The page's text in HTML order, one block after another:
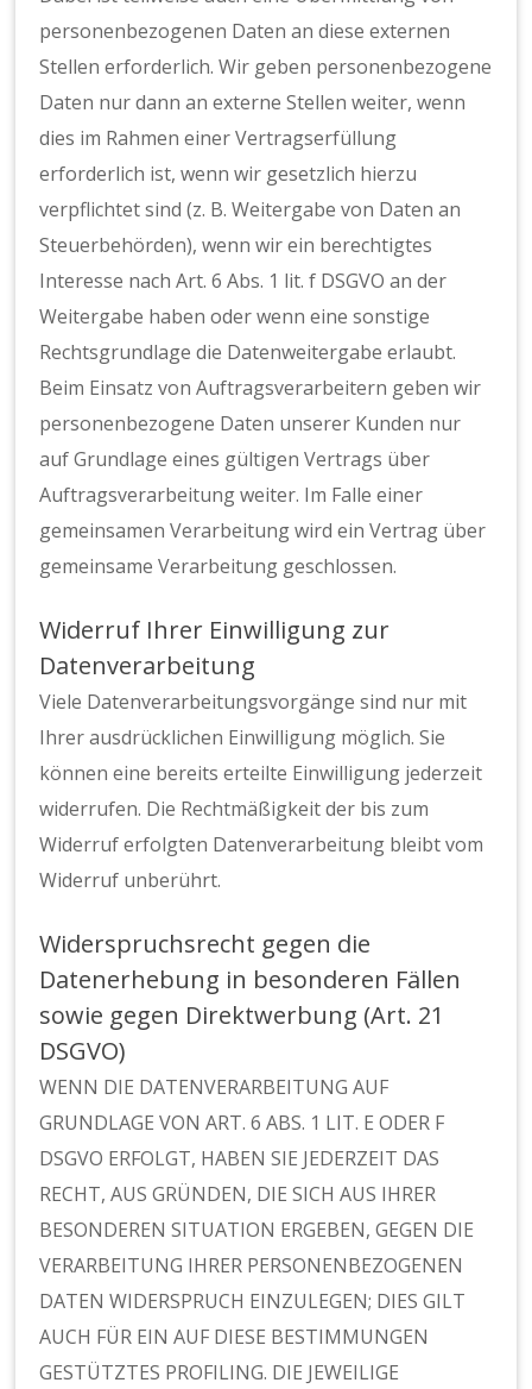
personenbezogenen Daten an diese externen
Stellen erforderlich. Wir geben personenbezogene
Daten nur dann an externe Stellen weiter, wenn
dies im Rahmen einer Vertragserfüllung
erforderlich ist, wenn wir gesetzlich hierzu
verpflichtet sind (z. B. Weitergabe von Daten an
Steuerbehörden), wenn wir ein berechtigtes
Interesse nach Art. 6 Abs. 1 lit. f DSGVO an der
Weitergabe haben oder wenn eine sonstige
Rechtsgrundlage die Datenweitergabe erlaubt.
Beim Einsatz von Auftragsverarbeitern geben wir
personenbezogene Daten unserer Kunden nur
auf Grundlage eines gültigen Vertrags über
Auftragsverarbeitung weiter. Im Falle einer
gemeinsamen Verarbeitung wird ein Vertrag über
gemeinsame Verarbeitung geschlossen.
Widerruf Ihrer Einwilligung zur
Datenverarbeitung
Viele Datenverarbeitungsvorgänge sind nur mit
Ihrer ausdrücklichen Einwilligung möglich. Sie
können eine bereits erteilte Einwilligung jederzeit
widerrufen. Die Rechtmäßigkeit der bis zum
Widerruf erfolgten Datenverarbeitung bleibt vom
Widerruf unberührt.
Widerspruchsrecht gegen die
Datenerhebung in besonderen Fällen
sowie gegen Direktwerbung (Art. 21
DSGVO)
WENN DIE DATENVERARBEITUNG AUF
GRUNDLAGE VON ART. 6 ABS. 1 LIT. E ODER F
DSGVO ERFOLGT, HABEN SIE JEDERZEIT DAS
RECHT, AUS GRÜNDEN, DIE SICH AUS IHRER
BESONDEREN SITUATION ERGEBEN, GEGEN DIE
VERARBEITUNG IHRER PERSONENBEZOGENEN
DATEN WIDERSPRUCH EINZULEGEN; DIES GILT
AUCH FÜR EIN AUF DIESE BESTIMMUNGEN
GESTÜTZTES PROFILING. DIE JEWEILIGE